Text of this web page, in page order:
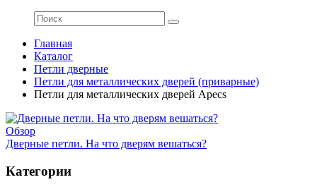
Главная
Каталог
Петли дверные
Петли для металлических дверей (приварные)
Петли для металлических дверей Apecs
Обзор
Дверные петли. На что дверям вешаться?
Категории